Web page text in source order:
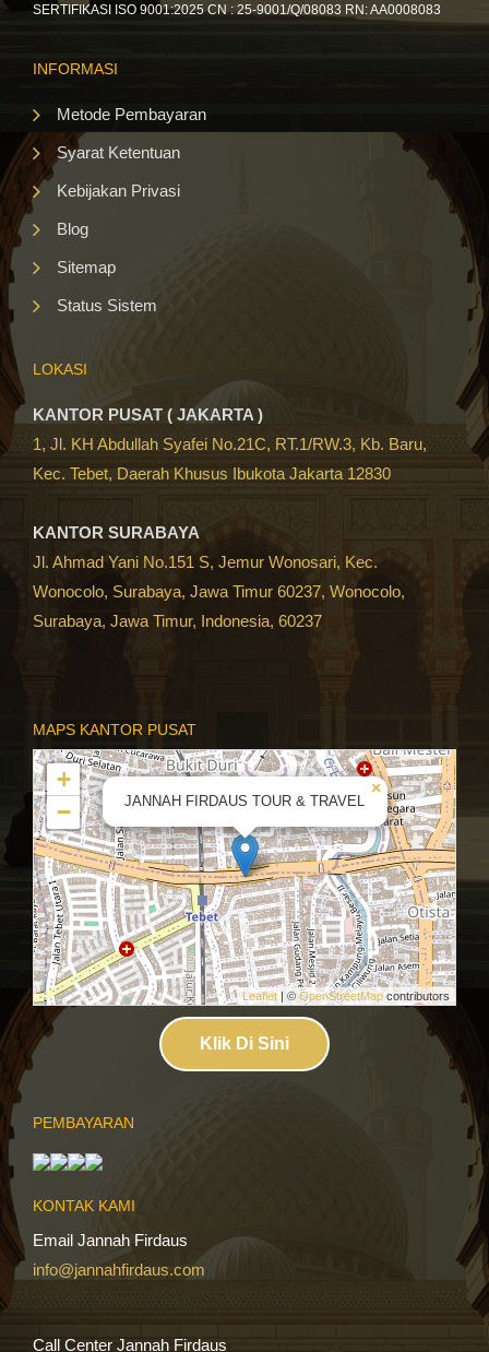
SERTIFIKASI ISO 9001:2025 CN : 25-9001/Q/08083 RN: AA0008083
INFORMASI
Metode Pembayaran
Syarat Ketentuan
Kebijakan Privasi
Blog
Sitemap
Status Sistem
LOKASI
KANTOR PUSAT ( JAKARTA )
1, Jl. KH Abdullah Syafei No.21C, RT.1/RW.3, Kb. Baru,
Kec. Tebet, Daerah Khusus Ibukota Jakarta 12830
KANTOR SURABAYA
Jl. Ahmad Yani No.151 S, Jemur Wonosari, Kec.
Wonocolo, Surabaya, Jawa Timur 60237, Wonocolo,
Surabaya, Jawa Timur, Indonesia, 60237
MAPS KANTOR PUSAT
JANNAH FIRDAUS TOUR & TRAVEL
×
+
−
Leaflet | ©OpenStreetMap contributors
Klik Di Sini
PEMBAYARAN
KONTAK KAMI
Email Jannah Firdaus
info@jannahfirdaus.com
Call Center Jannah Firdaus